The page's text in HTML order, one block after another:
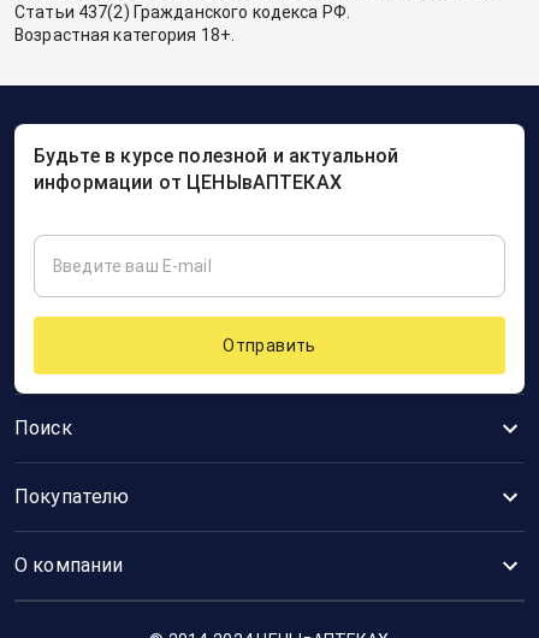
Статьи 437(2) Гражданского кодекса РФ.
Возрастная категория 18+.
Поиск
Покупателю
О компании
Будьте в курсе полезной и актуальной
информации от ЦЕНЫвАПТЕКАХ
Отправить